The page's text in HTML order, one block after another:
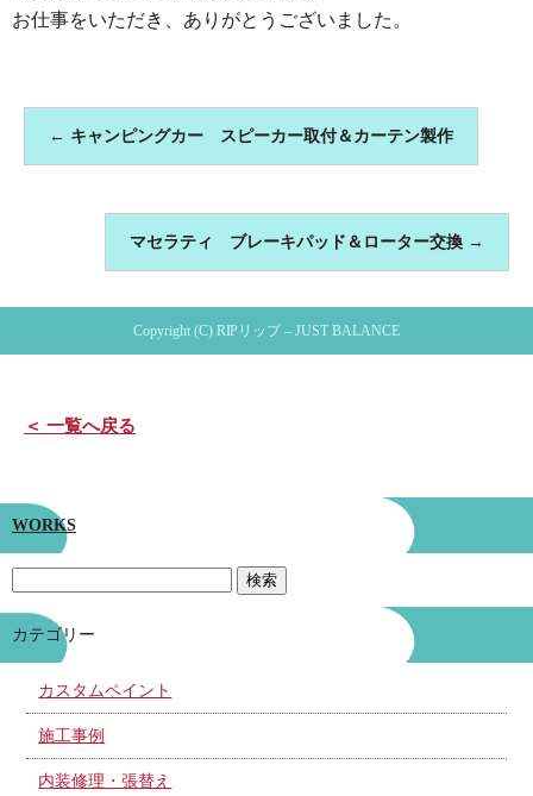
お仕事をいただき、ありがとうございました。
← キャンピングカー スピーカー取付＆カーテン製作
マセラティ ブレーキパッド＆ローター交換 →
Copyright (C) RIPリップ – JUST BALANCE
＜ 一覧へ戻る
WORKS
カテゴリー
カスタムペイント
施工事例
内装修理・張替え